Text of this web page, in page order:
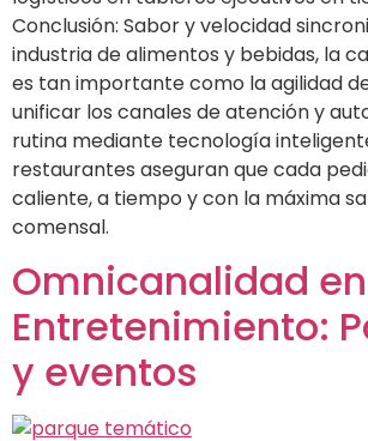
Conclusión: Sabor y velocidad
industria de alimentos y bebidas, la
es tan importante como la agilidad
unificar los canales de atención y
rutina mediante tecnología
restaurantes aseguran que cada
caliente, a tiempo y con la máxima
comensal.
Omnicanalidad en
Entretenimiento:
y eventos